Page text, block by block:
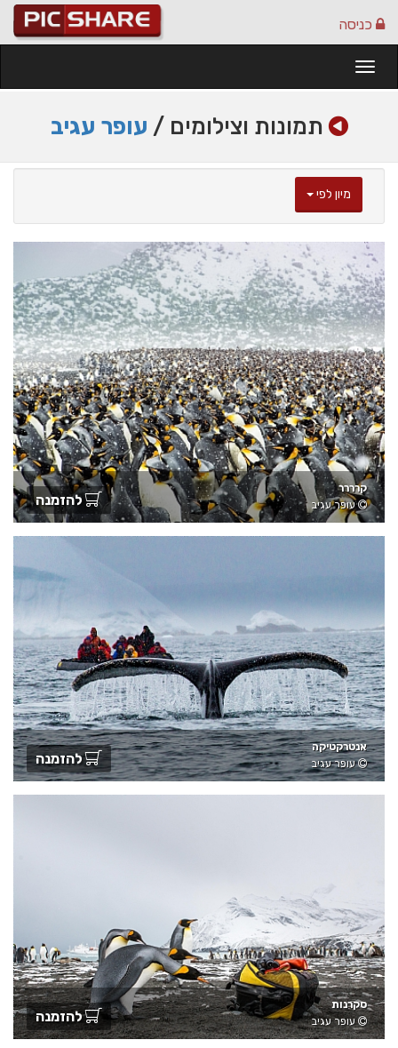
כניסה
תמונות וצילומים / עופר עגיב
מיון לפי
קרררר
עופר עגיב
להזמנה
אנטרקטיקה
עופר עגיב
להזמנה
סקרנות
עופר עגיב
להזמנה